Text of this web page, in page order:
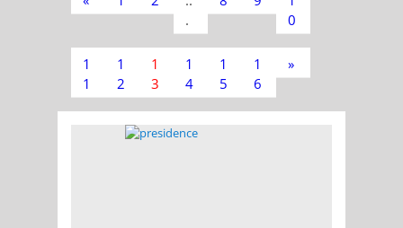
.
0
1
1
1
2
1
3
1
4
1
5
1
6
»